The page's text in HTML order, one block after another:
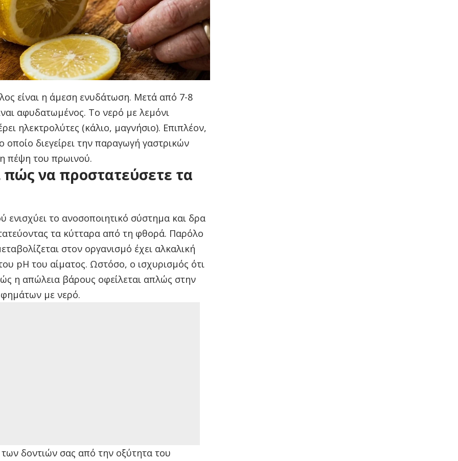
είναι η άμεση ενυδάτωση. Μετά από 7-8
αφυδατωμένος. Το νερό με λεμόνι
ηλεκτρολύτες (κάλιο, μαγνήσιο). Επιπλέον,
οποίο διεγείρει την παραγωγή γαστρικών
πέψη του πρωινού.
πώς να προστατεύσετε τα
ενισχύει το ανοσοποιητικό σύστημα και δρα
τα κύτταρα από τη φθορά. Παρόλο
στον οργανισμό έχει αλκαλική
pH του αίματος. Ωστόσο, ο ισχυρισμός ότι
η απώλεια βάρους οφείλεται απλώς στην
με νερό.
δοντιών σας από την οξύτητα του